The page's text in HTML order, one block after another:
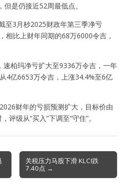
是仍接近52周最低点。
至3月杪2025财政年第三季净亏
相比上财年同期的68万6000令吉，
柏玛净亏扩大至9336万令吉，一年
4亿6653万令吉，上涨34.4%至6亿
财年的亏损预测扩大，目标价由
评级从“买入”下调至“守住”。
关税压力马股下滑 KLCI跌
7.40点 →